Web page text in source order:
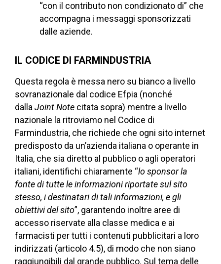
“con il contributo non condizionato di” che
accompagna i messaggi sponsorizzati
dalle aziende.
IL CODICE DI FARMINDUSTRIA
Questa regola è messa nero su bianco a livello
sovranazionale dal codice Efpia (nonché
dalla Joint Note citata sopra) mentre a livello
nazionale la ritroviamo nel Codice di
Farmindustria, che richiede che ogni sito internet
predisposto da un’azienda italiana o operante in
Italia, che sia diretto al pubblico o agli operatori
italiani, identifichi chiaramente “lo sponsor la
fonte di tutte le informazioni riportate sul sito
stesso, i destinatari di tali informazioni, e gli
obiettivi del sito”, garantendo inoltre aree di
accesso riservate alla classe medica e ai
farmacisti per tutti i contenuti pubblicitari a loro
indirizzati (articolo 4.5), di modo che non siano
raggiungibili dal grande pubblico. Sul tema delle